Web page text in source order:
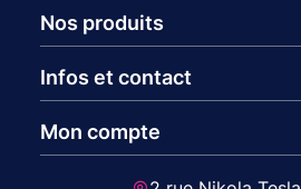
Nos produits
Infos et contact
Mon compte